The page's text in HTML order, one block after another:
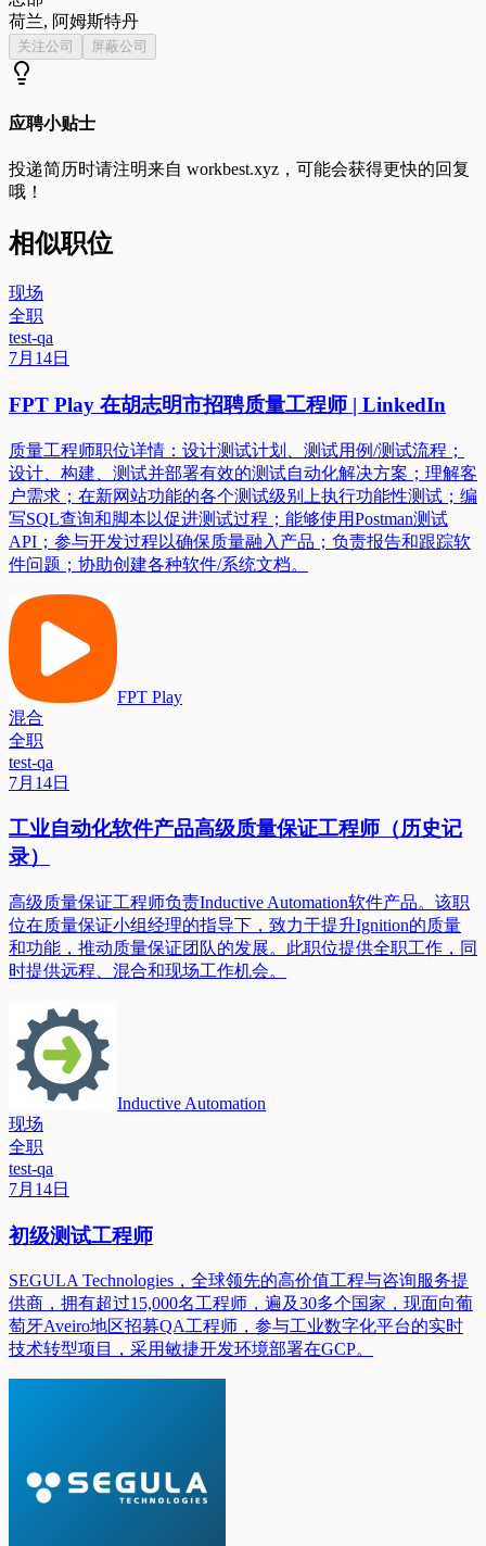
荷兰, 阿姆斯特丹
关注公司 屏蔽公司
应聘小贴士
投递简历时请注明来自 workbest.xyz ，可能会获得更快的回复
哦！
相似职位
现场
全职
test-qa
7月14日
FPT Play 在胡志明市招聘质量工程师 | LinkedIn
质量工程师职位详情：设计测试计划、测试用例/测试流程；
设计、构建、测试并部署有效的测试自动化解决方案；理解客
户需求；在新网站功能的各个测试级别上执行功能性测试；编
写SQL查询和脚本以促进测试过程；能够使用Postman测试
API；参与开发过程以确保质量融入产品；负责报告和跟踪软
件问题；协助创建各种软件/系统文档。
FPT Play
混合
全职
test-qa
7月14日
工业自动化软件产品高级质量保证工程师（历史记
录）
高级质量保证工程师负责Inductive Automation软件产品。该职
位在质量保证小组经理的指导下，致力于提升Ignition的质量
和功能，推动质量保证团队的发展。此职位提供全职工作，同
时提供远程、混合和现场工作机会。
Inductive Automation
现场
全职
test-qa
7月14日
初级测试工程师
SEGULA Technologies，全球领先的高价值工程与咨询服务提
供商，拥有超过15,000名工程师，遍及30多个国家，现面向葡
萄牙Aveiro地区招募QA工程师，参与工业数字化平台的实时
技术转型项目，采用敏捷开发环境部署在GCP。